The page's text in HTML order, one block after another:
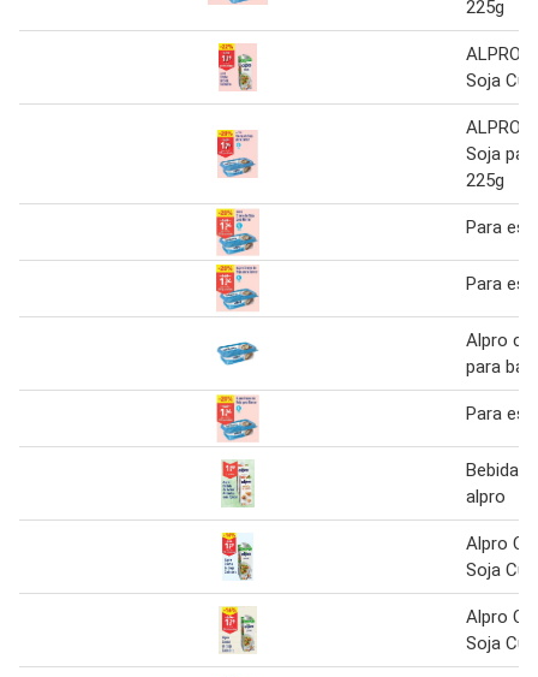
225g
ALPRO
Soja
ALPRO
Soja
225g
Para
Para
Alpro
para
Para
Bebida
alpro
Alpro
Soja
Alpro
Soja